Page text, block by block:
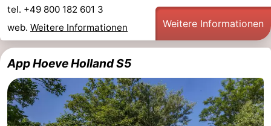
tel. +49 800 182 601 3
web. Weitere Informationen Weitere Informationen
App Hoeve Holland S5